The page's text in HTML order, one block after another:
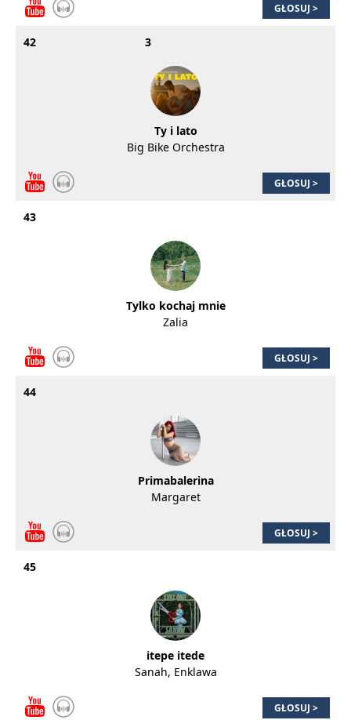
GŁOSUJ >
42 3
Ty i lato
Big Bike Orchestra
GŁOSUJ >
43
Tylko kochaj mnie
Zalia
GŁOSUJ >
44
Primabalerina
Margaret
GŁOSUJ >
45
itepe itede
Sanah, Enklawa
GŁOSUJ >